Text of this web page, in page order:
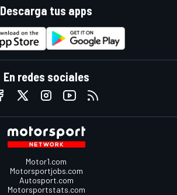
Descarga tus apps
En redes sociales
Motor1.com
Motorsportjobs.com
Autosport.com
Motorsportstats.com